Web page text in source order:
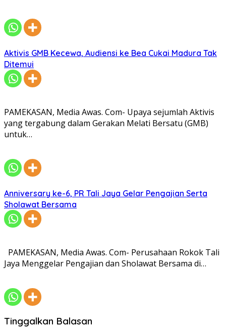
Aktivis GMB Kecewa, Audiensi ke Bea Cukai Madura Tak
Ditemui
PAMEKASAN, Media Awas. Com- Upaya sejumlah Aktivis
yang tergabung dalam Gerakan Melati Bersatu (GMB)
untuk…
Anniversary ke-6, PR Tali Jaya Gelar Pengajian Serta
Sholawat Bersama
PAMEKASAN, Media Awas. Com- Perusahaan Rokok Tali
Jaya Menggelar Pengajian dan Sholawat Bersama di…
Tinggalkan Balasan